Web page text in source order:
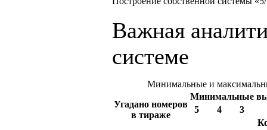
Важная
системе
Минимальные и
Угадано номеров
в тираже
Минимальные
5
4
3